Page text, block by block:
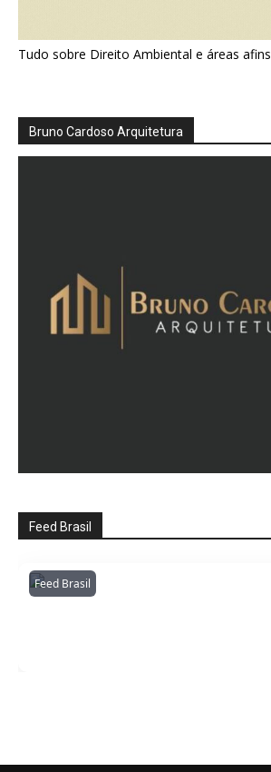
Tudo sobre Direito Ambiental e áreas afins
Bruno Cardoso Arquitetura
Feed Brasil
Feed BrasilAmazonianarede
1053